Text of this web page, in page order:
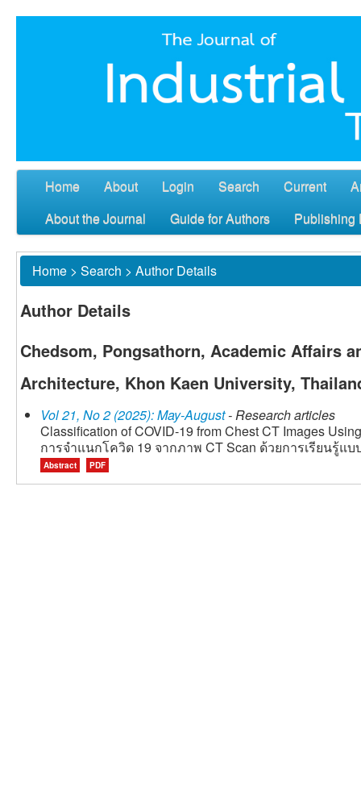
Home About Login Search Current
About the Journal
Guide for Authors Publishing
Home > Search > Author Details
Author Details
Chedsom, Pongsathorn, Academic Affairs
Architecture, Khon Kaen University,
Vol 21, No 2 (2025): May-August- Research articles
Classification of COVID-19 from Chest CT Images
การจำแนกโควิด 19 จากภาพ CT Scan ด้วยการเรียนรู้แ
Abstract PDF